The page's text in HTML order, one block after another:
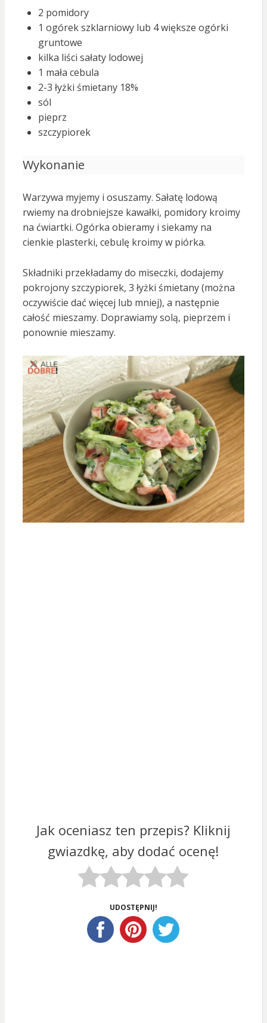
2 pomidory
1 ogórek szklarniowy lub 4 większe ogórki
gruntowe
kilka liści sałaty lodowej
1 mała cebula
2-3 łyżki śmietany 18%
sól
pieprz
szczypiorek
Wykonanie
Warzywa myjemy i osuszamy. Sałatę lodową
rwiemy na drobniejsze kawałki, pomidory kroimy
na ćwiartki. Ogórka obieramy i siekamy na
cienkie plasterki, cebulę kroimy w piórka.
Składniki przekładamy do miseczki, dodajemy
pokrojony szczypiorek, 3 łyżki śmietany (można
oczywiście dać więcej lub mniej), a następnie
całość mieszamy. Doprawiamy solą, pieprzem i
ponownie mieszamy.
Jak oceniasz ten przepis? Kliknij
gwiazdkę, aby dodać ocenę!
UDOSTĘPNIJ!